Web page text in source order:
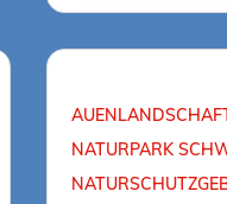
NATURPARK